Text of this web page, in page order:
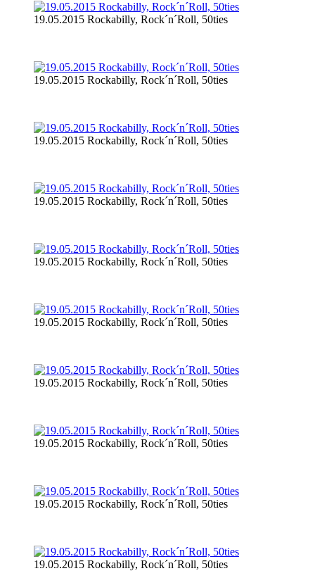
19.05.2015 Rockabilly, Rock´n´Roll, 50ties
19.05.2015 Rockabilly, Rock´n´Roll, 50ties
19.05.2015 Rockabilly, Rock´n´Roll, 50ties
19.05.2015 Rockabilly, Rock´n´Roll, 50ties
19.05.2015 Rockabilly, Rock´n´Roll, 50ties
19.05.2015 Rockabilly, Rock´n´Roll, 50ties
19.05.2015 Rockabilly, Rock´n´Roll, 50ties
19.05.2015 Rockabilly, Rock´n´Roll, 50ties
19.05.2015 Rockabilly, Rock´n´Roll, 50ties
19.05.2015 Rockabilly, Rock´n´Roll, 50ties